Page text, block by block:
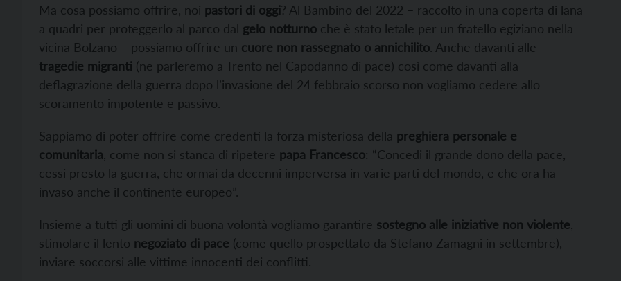
Ma cosa possiamo offrire, noi pastori di oggi? Al Bambino del 2022 – raccolto in una coperta di lana
a quadri per proteggerlo al parco dal gelo notturno che è stato letale per un fratello egiziano nella
vicina Bolzano – possiamo offrire un cuore non rassegnato o annichilito. Anche davanti alle
tragedie migranti (ne parleremo a Trento nel Capodanno di pace) così come davanti alla
deflagrazione della guerra dopo l’invasione del 24 febbraio scorso non vogliamo cedere allo
scoramento impotente e passivo.
Sappiamo di poter offrire come credenti la forza misteriosa della preghiera personale e
comunitaria , come non si stanca di ripetere papa Francesco: “Concedi il grande dono della pace,
cessi presto la guerra, che ormai da decenni imperversa in varie parti del mondo, e che ora ha
invaso anche il continente europeo”.
Insieme a tutti gli uomini di buona volontà vogliamo garantire sostegno alle iniziative non violente
stimolare il lento negoziato di pace (come quello prospettato da Stefano Zamagni in settembre),
inviare soccorsi alle vittime innocenti dei conflitti.